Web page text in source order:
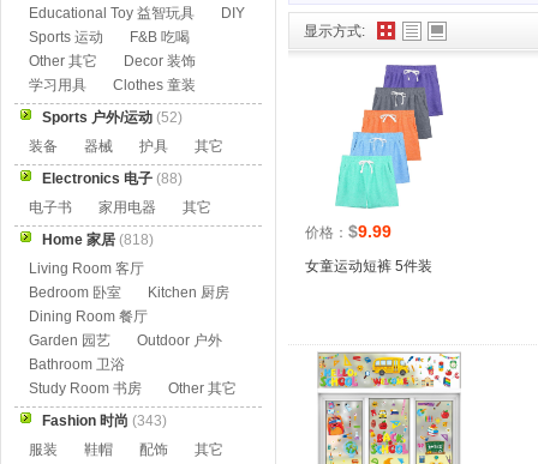
显示方式:
价格： $9.99
女童运动短裤 5件装
Educational Toy 益智玩具
DIY
Sports 运动
F&B 吃喝
Other 其它
Decor 装饰
学习用具
Clothes 童装
Sports 户外/运动 (52)
装备
器械 护具
其它
Electronics 电子 (88)
电子书
家用电器
其它
Home 家居 (818)
Living Room 客厅
Bedroom 卧室
Kitchen 厨房
Dining Room 餐厅
Garden 园艺
Outdoor 户外
Bathroom 卫浴
Study Room 书房
Other 其它
Fashion 时尚 (343)
服装
鞋帽 配饰
其它